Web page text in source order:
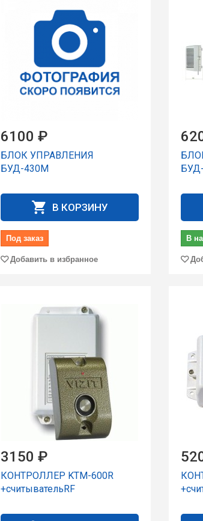
6100 ₽
БЛОК УПРАВЛЕНИЯ
БУД-430M
В КОРЗИНУ
Под заказ
Добавить в избранное
В
3150 ₽
КОНТРОЛЛЕР KTM-600R
+считывательRF